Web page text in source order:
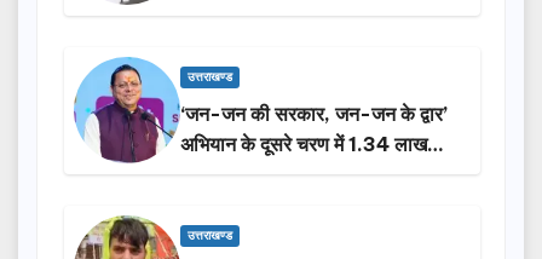
करेगी सरकार: मुख्यमंत्री धामी…
उत्तराखण्ड
‘जन-जन की सरकार, जन-जन के द्वार’
अभियान के दूसरे चरण में 1.34 लाख
लोगों की भागीदारी…
उत्तराखण्ड